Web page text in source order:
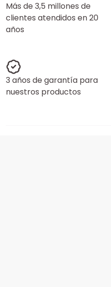
Más de 3,5 millones de
clientes atendidos en 20
años
3 años de garantía para
nuestros productos